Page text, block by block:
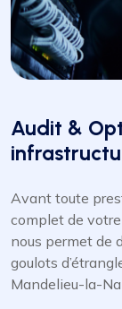
Audit &
Avant toute
complet de
nous permet de
goulots
Mandelieu-la-